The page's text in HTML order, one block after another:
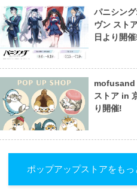
パニシン
ヴン スト
日より開
mofusand
ストア in
り開催!
ポップアップストアをもっ